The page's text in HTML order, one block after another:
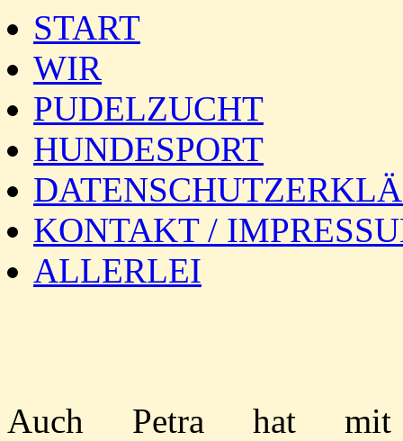
START
WIR
PUDELZUCHT
HUNDESPORT
KONTAKT /
ALLERLEI
Auch Petra hat